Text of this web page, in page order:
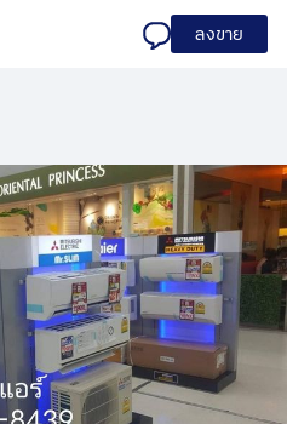
ลงขาย